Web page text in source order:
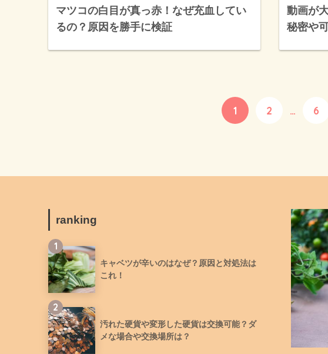
マツコの白目が真っ赤！なぜ充血してい
るの？原因を勝手に検証
動画が
秘密や
1 2 … 6
ranking
1
キャベツが辛いのはなぜ？原因と対処法は
これ！
2
汚れた硬貨や変形した硬貨は交換可能？ダ
メな場合や交換場所は？